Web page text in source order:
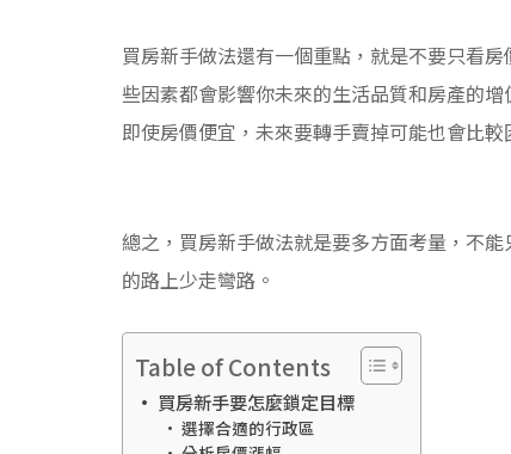
買房新手做法還有一個重點，就是不要只看
些因素都會影響你未來的生活品質和房產的
即使房價便宜，未來要轉手賣掉可能也會比較
總之，買房新手做法就是要多方面考量，不
的路上少走彎路。
Table of Contents
買房新手要怎麼鎖定目標
選擇合適的行政區